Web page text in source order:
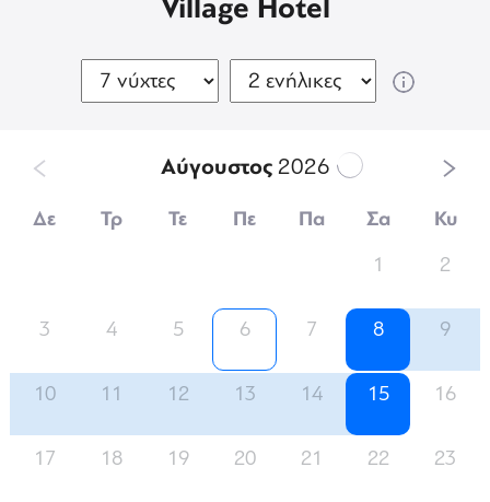
Village Hotel
Αύγουστος2026
Δε Τρ Τε Πε Πα Σα
Κυ
1
2
3 4 5 6 7 8 9
10 11 12 13 14 15 16
17 18 19 20 21 22 23